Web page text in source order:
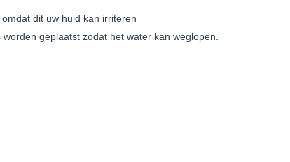
dit uw huid kan irriteren
geplaatst zodat het water kan weglopen.